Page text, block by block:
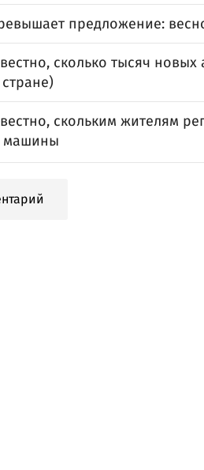
предложение:
сколько тысяч
скольким жителям
машины